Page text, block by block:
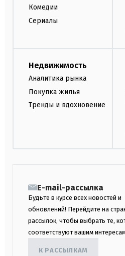
Комедии
Сериалы
Недвижимость
Аналитика рынка
Покупка жилья
Тренды и вдохновение
E-mail-рассылка
Будьте в курсе всех новостей и
обновлений! Перейдите на
рассылок, чтобы выбрать те,
соответствуют вашим
К РАССЫЛКАМ